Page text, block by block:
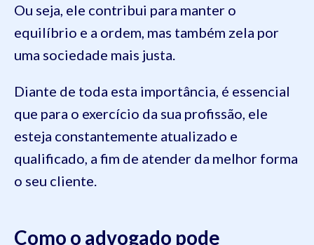
Ou seja, ele contribui para manter o
equilíbrio e a ordem, mas também zela por
uma sociedade mais justa.
Diante de toda esta importância, é essencial
que para o exercício da sua profissão, ele
esteja constantemente atualizado e
qualificado, a fim de atender da melhor forma
o seu cliente.
Como o advogado pode